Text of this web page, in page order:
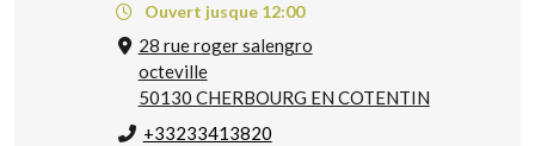
Ouvert jusque 12:00
28 rue roger salengro
octeville
50130 CHERBOURG EN COTENTIN
+33233413820